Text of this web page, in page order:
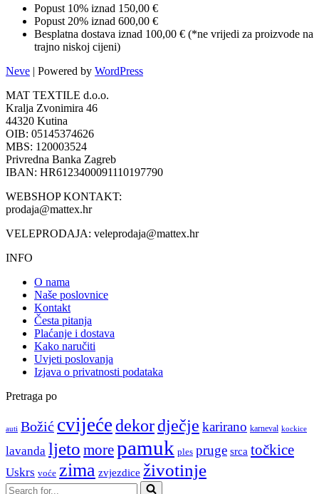
Popust 10% iznad 150,00 €
Popust 20% iznad 600,00 €
Besplatna dostava iznad 100,00 € (*ne vrijedi za proizvode na
trajno niskoj cijeni)
Neve | Powered by WordPress
MAT TEXTILE d.o.o.
Kralja Zvonimira 46
44320 Kutina
OIB: 05145374626
MBS: 120003524
Privredna Banka Zagreb
IBAN: HR6123400091110197790
WEBSHOP KONTAKT:
prodaja@mattex.hr
VELEPRODAJA: veleprodaja@mattex.hr
INFO
O nama
Naše poslovnice
Kontakt
Česta pitanja
Plaćanje i dostava
Kako naručiti
Uvjeti poslovanja
Izjava o privatnosti podataka
Pretraga po
auti Božić cvijećedekordječje karirano karneval kockice
lavanda ljeto morepamuk ples pruge srca točkice
Uskrs voće zima zvjezdice životinje
Search